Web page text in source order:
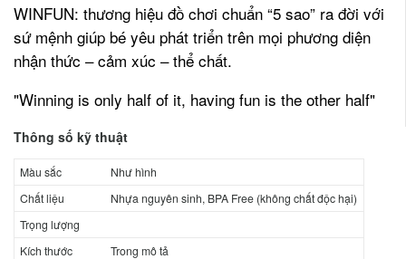
WINFUN: thương hiệu đồ chơi chuẩn “5 sao” ra đời với
sứ mệnh giúp bé yêu phát triển trên mọi phương diện
nhận thức – cảm xúc – thể chất.
"Winning is only half of it, having fun is the other half"
Thông số kỹ thuật
Màu sắc
Như hình
Chất liệu
Nhựa nguyên sinh, BPA Free (không chất độc hại)
Trọng lượng
Kích thước
Trong mô tả